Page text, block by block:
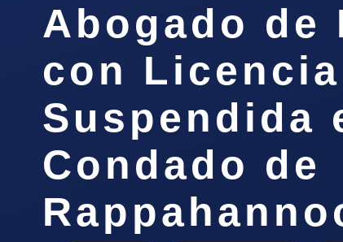
Abogado de
con Licencia
Suspendida
Condado de